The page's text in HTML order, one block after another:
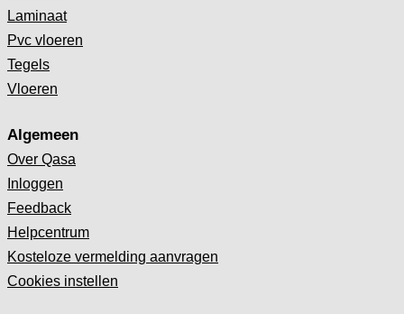
Laminaat
Pvc vloeren
Tegels
Vloeren
Algemeen
Over Qasa
Inloggen
Feedback
Helpcentrum
Kosteloze vermelding aanvragen
Cookies instellen